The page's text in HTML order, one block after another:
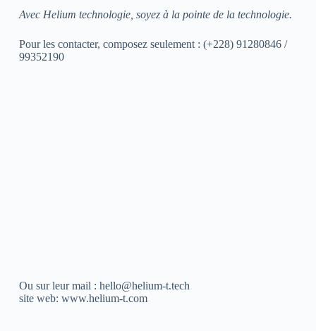
Avec Helium technologie, soyez à la pointe de la technologie.
Pour les contacter, composez seulement : (+228) 91280846 /
99352190
Ou sur leur mail : hello@helium-t.tech
site web: www.helium-t.com